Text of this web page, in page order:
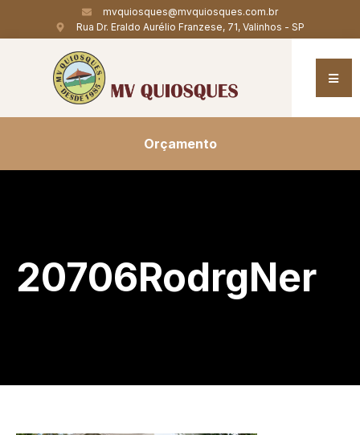
mvquiosques@mvquiosques.com.br
Rua Dr. Eraldo Aurélio Franzese, 71, Valinhos - SP
Orçamento
20706RodrgNer